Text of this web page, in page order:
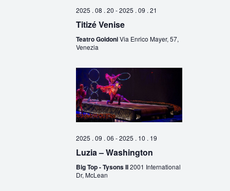
2025 . 08 . 20 -2025 . 09 . 21
Titizé Venise
Teatro GoldoniVia Enrico Mayer, 57,
Venezia
2025 . 09 . 06 -2025 . 10 . 19
Luzia – Washington
Big Top - Tysons II2001 International
Dr, McLean